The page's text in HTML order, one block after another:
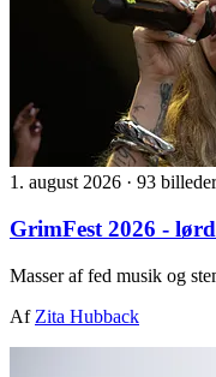
1. august 2026 · 93 billeder
GrimFest 2026 -
Masser af fed musik og
Af Zita Hubback